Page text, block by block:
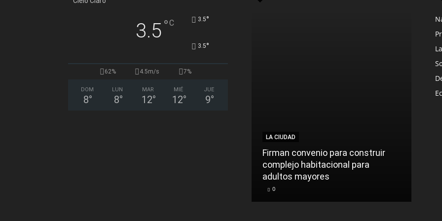
3.5°C 3.5°
3.5°
62% 4.5m/s 7%
DOM
8°
LUN
8°
MAR
12°
MIÉ
12°
JUE
9°
LA CIUDAD
Firman convenio para construir
complejo habitacional para
adultos mayores
0